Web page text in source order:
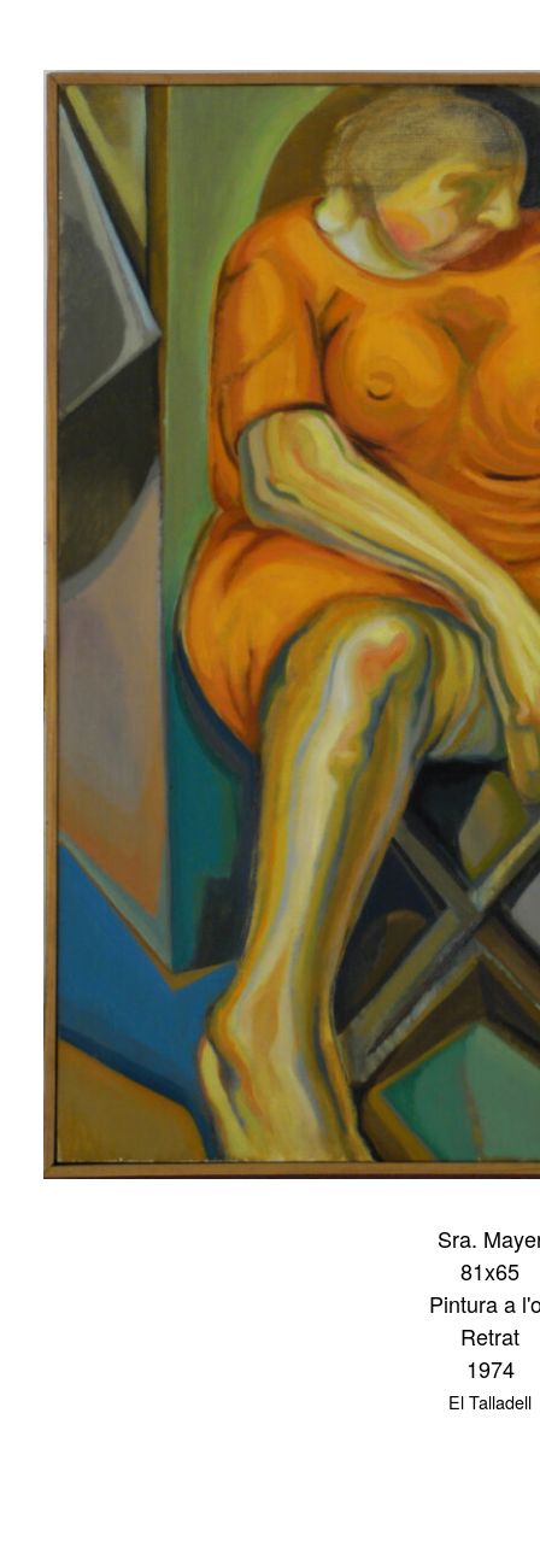
Lluís
Trepat
Sra.
81x65
Pintura a
Retrat
1974
El Talladell